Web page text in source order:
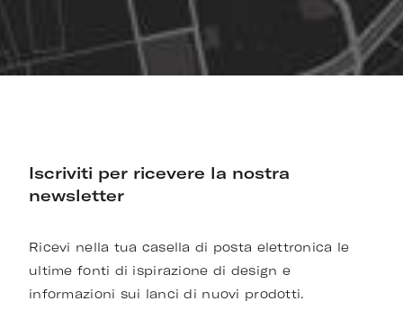
Iscriviti per ricevere la nostra
newsletter
Ricevi nella tua casella di posta elettronica le
ultime fonti di ispirazione di design e
informazioni sui lanci di nuovi prodotti.